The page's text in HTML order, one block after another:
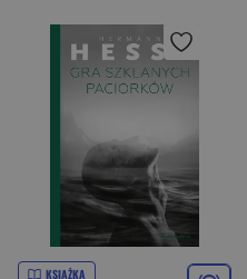
KSIĄŻKA